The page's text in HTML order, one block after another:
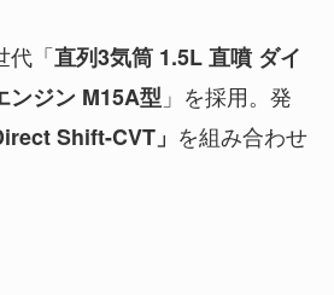
代「直列3気筒 1.5L 直噴 ダイ
ンジン M15A型 」を採用。発
Shift-CVT」 を組み合わせ